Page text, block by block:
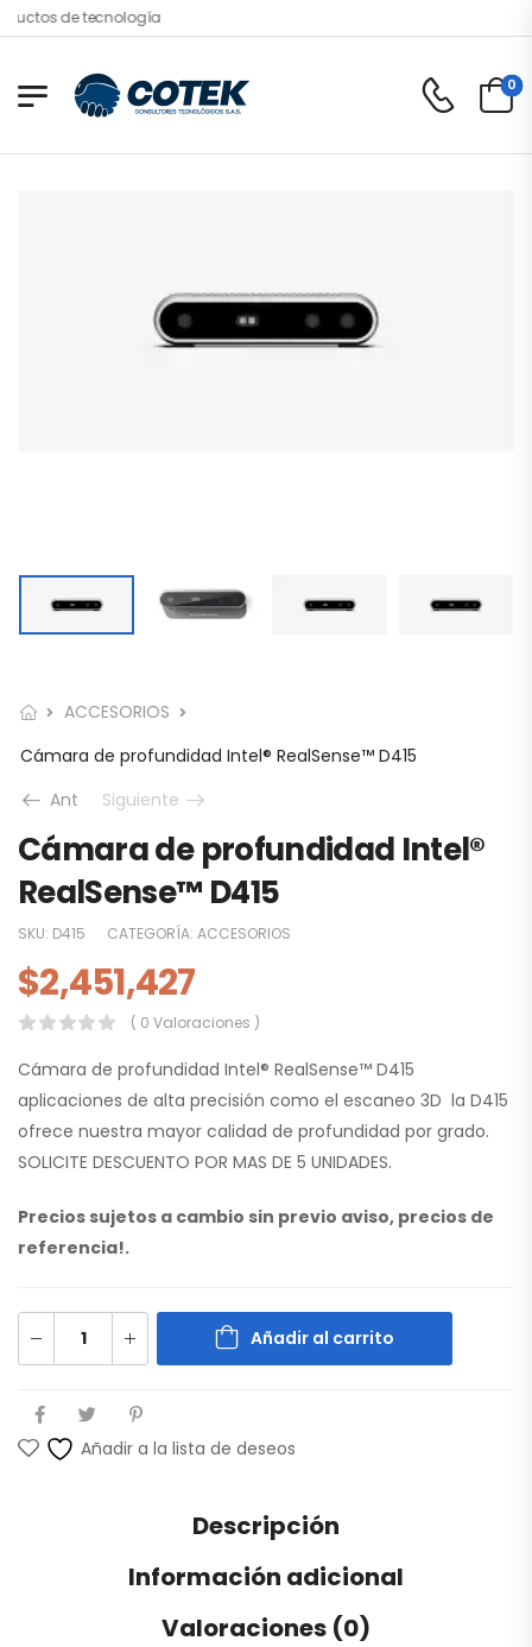
de tecnología
0
ACCESORIOS
Cámara de profundidad Intel® RealSense™ D415
Ant
Siguiente
Cámara de profundidad Intel®
RealSense™ D415
SKU: D415 CATEGORÍA: ACCESORIOS
$2,451,427
( 0 Valoraciones )
Cámara de profundidad Intel® RealSense™ D415
aplicaciones de alta precisión como el escaneo 3D la D415
ofrece nuestra mayor calidad de profundidad por grado.
SOLICITE DESCUENTO POR MAS DE 5 UNIDADES.
Precios sujetos a cambio sin previo aviso, precios de
referencia!.
Añadir al carrito
Añadir a la lista de deseos
Descripción
Información adicional
Valoraciones (0)